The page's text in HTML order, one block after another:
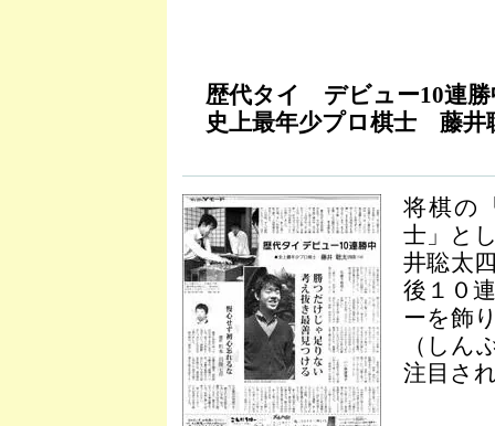
歴代タイ デビュー10連勝
史上最年少プロ棋士 藤井
将棋の
士」と
井聡太
後１０
ーを飾
（しん
注目さ